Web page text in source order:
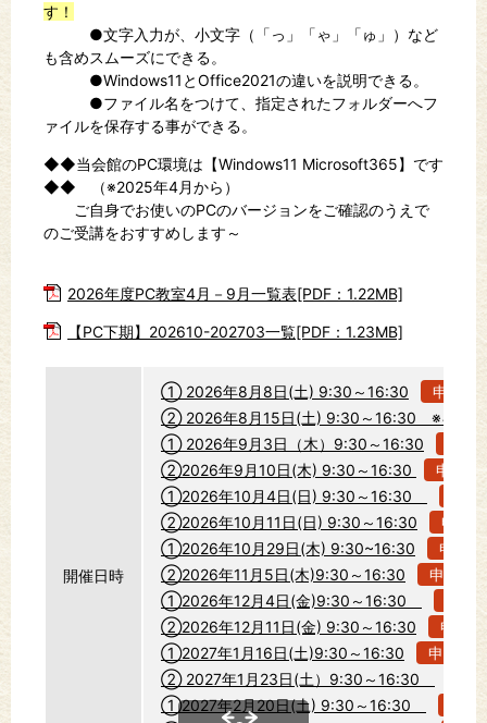
す！
●文字入力が、小文字（「っ」「ゃ」「ゅ」）など
も含めスムーズにできる。
●Windows11とOffice2021の違いを説明できる。
●ファイル名をつけて、指定されたフォルダーへフ
ァイルを保存する事ができる。
◆◆当会館のPC環境は【Windows11 Microsoft365】です
◆◆ （※2025年4月から）
ご自身でお使いのPCのバージョンをご確認のうえで
のご受講をおすすめします～
2026年度PC教室4月－9月一覧表[PDF：1.22MB]
【PC下期】202610-202703一覧[PDF：1.23MB]
開催日時
① 2026年8月8日(土) 9:30～16:30
申込む
② 2026年8月15日(土) 9:30～16:30 ※キャン
① 2026年9月3日（木）9:30～16:30
②2026年9月10日(木) 9:30～16:30
申込む
①2026年10月4日(日) 9:30～16:30
②2026年10月11日(日) 9:30～16:30
申込む
①2026年10月29日(木) 9:30~16:30
申込む
②2026年11月5日(木)9:30～16:30
申込む
①2026年12月4日(金)9:30～16:30
②2026年12月11日(金) 9:30～16:30
申込む
①2027年1月16日(土)9:30～16:30
申込む
② 2027年1月23日(土）9:30～16:30
①2027年2月20日(土) 9:30～16:30